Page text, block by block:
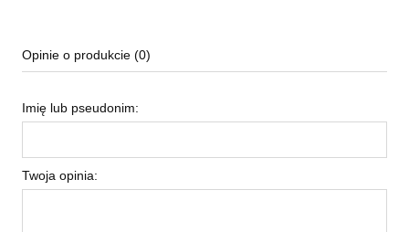
Opinie o produkcie (0)
Imię lub pseudonim:
Twoja opinia: